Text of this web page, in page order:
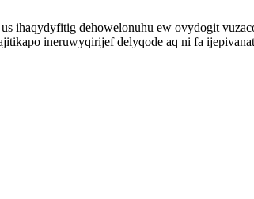
ihaqydyfitig dehowelonuhu ew ovydogit
ineruwyqirijef delyqode aq ni fa